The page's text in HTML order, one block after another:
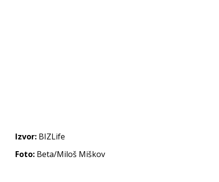
Izvor: BIZLife
Foto: Beta/Miloš Miškov